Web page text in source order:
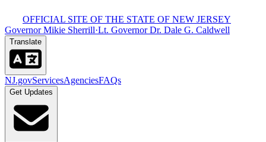
OFFICIAL SITE OF THE STATE OF NEW JERSEY​​​​‌ ‍ ​‍​‍‌‍ ‌ ​‍‌‍‍‌‌‍‌ ‌‍‍‌‌‍ ‍​‍​‍​ ‍‍​‍​‍‌ ​ ‌‍​‌‌‍ ‍‌‍‍‌‌ ‌​‌ ‍‌​‍ ‍‌‍‍‌‌‍ ​‍​‍​‍ ​​‍​‍‌‍‍​‌ ​‍‌‍‌‌‌‍‌‍​‍​‍​ ‍‍​‍​‍‌‍‍​‌ ‌​‌ ‌​‌ ​​​ ‍‍​‍ ​‍ ‌‍ ​‌‍ ‌‍​ ‌‍​‌‌‍ ​‌‍‍​‌‍ ‌ ​ ‌ ‌​​ ‍‍​ ​ ​ ​ ​ ​ ​ ​ ​‍ ‌‍‍‌‌‍ ‍‌ ‌​‌‍‌‌‌‍ ‍‌ ‌​​‍ ‌‍‌‌‌‍‌​‌‍‍‌‌ ‌​​‍ ‌‍ ‌‌‍ ‌‍‌​‌‍‌‌​ ‌‌ ​​‌ ​‍‌‍‌‌‌ ​ ‌‍‌‌‌‍ ‍‌ ‌​‌‍​‌‌ ‌​‌‍‍‌‌‍ ‌‍ ‍​ ‍ ‌‍‍‌‌‍‌​​ ‌‌‍ ‍‌‍‍‍‌​‌ ‌‍ ‌ ‌‍‌​ ​‌‍​‌‌ ‍‌‌‍ ‌ ‌‌‌ ‌​​ ‍ ‌ ‌​‌ ‍‌‌ ​​‌‍‌‌​ ‌‌‍ ‍‌‍‍‍‌‍ ​‌‍​‌‌ ‍‌‌‍ ‌ ‌‌‌ ‌​​ ‍ ‌ ​​‌‍​‌‌ ‌​‌‍‍​​ ‌‌‍‍​‌‍‌‌‌‍​‌‌‍‌​‌‍‌‌‌ ​‍​‍ ‍‌ ​ ‌‍‌‌‌‍​‌‌‍ ​​‍ ‍‌ ‌​‌‍‌‌‌ ‍​‌ ‌​​ ‌‍​‍‌‍​‌‌ ​ ‌‍‌‌‌‌‌‌‌ ​‍‌‍ ​​ ‌‌‍‍​‌ ‌​‌ ‌​‌ ​​​‍‌‌​ ​ ‌​​‌​‍‌‌​ ​‍‌​‌‍​‍‌‌​ ​‍‌​‌‍‌‍ ​‌‍ ‌‍​ ‌‍​‌‌‍ ​‌‍‍​‌‍ ‌ ​ ‌ ‌​​‍‌‌​ ​ ‌​​‌​ ​ ​ ​ ​ ​ ​ ​ ​‍‌‍‌‍‍‌‌‍‌​​ ‌‌‍ ‍‌‍‍‍‌​‌ ‌‍ ‌ ‌‍‌​ ​‌‍​‌‌ ‍‌‌‍ ‌ ‌‌‌ ‌​​‍‌‍‌ ‌​‌ ‍‌‌ ​​‌‍‌‌​ ‌‌‍ ‍‌‍‍‍‌‍ ​‌‍​‌‌ ‍‌‌‍ ‌ ‌‌‌ ‌​​‍‌‍‌ ​​‌‍​‌‌ ‌​‌‍‍​​ ‌‌‍‍​‌‍‌‌‌‍​‌‌‍‌​‌‍‌‌‌ ​‍​‍ ‍‌ ​ ‌‍‌‌‌‍​‌‌‍ ​​‍ ‍‌ ‌​‌‍‌‌‌ ‍​‌ ‌​​‍‌‍‌ ​​‌‍‌‌‌ ​‍‌ ​ ‌ ​​‌‍‌‌‌‍​ ‌ ‌​‌‍‍‌‌ ‌‍‌‍‌‌​ ‌‌ ​​‌ ‌‌‌‍​‍‌‍ ​‌‍‍‌‌ ​ ‌‍‍​‌‍‌‌‌‍‌​​‍​‍‌ ‌
Governor Mikie Sherrill​​​​‌ ‍ ​‍​‍‌‍ ‌ ​‍‌‍‍‌‌‍‌ ‌‍‍‌‌‍ ‍​‍​‍​ ‍‍​‍​‍‌ ​ ‌‍​‌‌‍ ‍‌‍‍‌‌ ‌​‌ ‍‌​‍ ‍‌‍‍‌‌‍ ​‍​‍​‍ ​​‍​‍‌‍‍​‌ ​‍‌‍‌‌‌‍‌‍​‍​‍​ ‍‍​‍​‍‌‍‍​‌ ‌​‌ ‌​‌ ​​​ ‍‍​‍ ​‍ ‌‍ ​‌‍ ‌‍​ ‌‍​‌‌‍ ​‌‍‍​‌‍ ‌ ​ ‌ ‌​​ ‍‍​ ​ ​ ​ ​ ​ ​ ​ ​‍ ‌‍‍‌‌‍ ‍‌ ‌​‌‍‌‌‌‍ ‍‌ ‌​​‍ ‌‍‌‌‌‍‌​‌‍‍‌‌ ‌​​‍ ‌‍ ‌‌‍ ‌‍‌​‌‍‌‌​ ‌‌ ​​‌ ​‍‌‍‌‌‌ ​ ‌‍‌‌‌‍ ‍‌ ‌​‌‍​‌‌ ‌​‌‍‍‌‌‍ ‌‍ ‍​ ‍ ‌‍‍‌‌‍‌​​ ‌‌‍ ‍‌‍‍‍‌​‌ ‌‍ ‌ ‌‍‌​ ​‌‍​‌‌ ‍‌‌‍ ‌ ‌‌‌ ‌​​ ‍ ‌ ‌​‌ ‍‌‌ ​​‌‍‌‌​ ‌‌‍ ‍‌‍‍‍‌‍ ​‌‍​‌‌ ‍‌‌‍ ‌ ‌‌‌ ‌​​ ‍ ‌ ​​‌‍​‌‌ ‌​‌‍‍​​ ‌‌‍‍​‌‍‌‌‌‍​‌‌‍‌​‌‍‌‌‌ ​‍​‍ ‍‌‍ ​‌‍‌‌‌‍​‌‌‍‌​‌‍‌‌‌ ​‍‌ ​ ​‍ ‍‌‍‌ ‌‍ ‌ ‌‍‌‍‌‌‌ ​‍‌‍ ‍‌‍ ‌ ​‍​ ‌‍​‍‌‍​‌‌ ​ ‌‍‌‌‌‌‌‌‌ ​‍‌‍ ​​ ‌‌‍‍​‌ ‌​‌ ‌​‌ ​​​‍‌‌​ ​ ‌​​‌​‍‌‌​ ​‍‌​‌‍​‍‌‌​ ​‍‌​‌‍‌‍ ​‌‍ ‌‍​ ‌‍​‌‌‍ ​‌‍‍​‌‍ ‌ ​ ‌ ‌​​‍‌‌​ ​ ‌​​‌​ ​ ​ ​ ​ ​ ​ ​ ​‍‌‍‌‍‍‌‌‍‌​​ ‌‌‍ ‍‌‍‍‍‌​‌ ‌‍ ‌ ‌‍‌​ ​‌‍​‌‌ ‍‌‌‍ ‌ ‌‌‌ ‌​​‍‌‍‌ ‌​‌ ‍‌‌ ​​‌‍‌‌​ ‌‌‍ ‍‌‍‍‍‌‍ ​‌‍​‌‌ ‍‌‌‍ ‌ ‌‌‌ ‌​​‍‌‍‌ ​​‌‍​‌‌ ‌​‌‍‍​​ ‌‌‍‍​‌‍‌‌‌‍​‌‌‍‌​‌‍‌‌‌ ​‍​‍ ‍‌‍ ​‌‍‌‌‌‍​‌‌‍‌​‌‍‌‌‌ ​‍‌ ​ ​‍ ‍‌‍‌ ‌‍ ‌ ‌‍‌‍‌‌‌ ​‍‌‍ ‍‌‍ ‌ ​‍​‍‌‍‌ ​​‌‍‌‌‌ ​‍‌ ​ ‌ ​​‌‍‌‌‌‍​ ‌ ‌​‌‍‍‌‌ ‌‍‌‍‌‌​ ‌‌ ​​‌ ‌‌‌‍​‍‌‍ ​‌‍‍‌‌ ​ ‌‍‍​‌‍‌‌‌‍‌​​‍​‍‌ ‌·Lt. Governor Dr. Dale G. Caldwell​​​​‌ ‍ ​‍​‍‌‍ ‌ ​‍‌‍‍‌‌‍‌ ‌‍‍‌‌‍ ‍​‍​‍​ ‍‍​‍​‍‌ ​ ‌‍​‌‌‍ ‍‌‍‍‌‌ ‌​‌ ‍‌​‍ ‍‌‍‍‌‌‍ ​‍​‍​‍ ​​‍​‍‌‍‍​‌ ​‍‌‍‌‌‌‍‌‍​‍​‍​ ‍‍​‍​‍‌‍‍​‌ ‌​‌ ‌​‌ ​​​ ‍‍​‍ ​‍ ‌‍ ​‌‍ ‌‍​ ‌‍​‌‌‍ ​‌‍‍​‌‍ ‌ ​ ‌ ‌​​ ‍‍​ ​ ​ ​ ​ ​ ​ ​ ​‍ ‌‍‍‌‌‍ ‍‌ ‌​‌‍‌‌‌‍ ‍‌ ‌​​‍ ‌‍‌‌‌‍‌​‌‍‍‌‌ ‌​​‍ ‌‍ ‌‌‍ ‌‍‌​‌‍‌‌​ ‌‌ ​​‌ ​‍‌‍‌‌‌ ​ ‌‍‌‌‌‍ ‍‌ ‌​‌‍​‌‌ ‌​‌‍‍‌‌‍ ‌‍ ‍​ ‍ ‌‍‍‌‌‍‌​​ ‌‌‍ ‍‌‍‍‍‌​‌ ‌‍ ‌ ‌‍‌​ ​‌‍​‌‌ ‍‌‌‍ ‌ ‌‌‌ ‌​​ ‍ ‌ ‌​‌ ‍‌‌ ​​‌‍‌‌​ ‌‌‍ ‍‌‍‍‍‌‍ ​‌‍​‌‌ ‍‌‌‍ ‌ ‌‌‌ ‌​​ ‍ ‌ ​​‌‍​‌‌ ‌​‌‍‍​​ ‌‌‍‍​‌‍‌‌‌‍​‌‌‍‌​‌‍‌‌‌ ​‍​‍ ‍‌‍ ​‌‍‌‌‌‍​‌‌‍‌​‌‍‌‌‌ ​‍‌ ​ ​‍ ‍‌‍ ​‌ ‌​‌​‌ ‌‍ ‌ ‌‍‌‍‌‌‌ ​‍‌‍ ‍‌‍ ‌ ​‍​ ‌‍​‍‌‍​‌‌ ​ ‌‍‌‌‌‌‌‌‌ ​‍‌‍ ​​ ‌‌‍‍​‌ ‌​‌ ‌​‌ ​​​‍‌‌​ ​ ‌​​‌​‍‌‌​ ​‍‌​‌‍​‍‌‌​ ​‍‌​‌‍‌‍ ​‌‍ ‌‍​ ‌‍​‌‌‍ ​‌‍‍​‌‍ ‌ ​ ‌ ‌​​‍‌‌​ ​ ‌​​‌​ ​ ​ ​ ​ ​ ​ ​ ​‍‌‍‌‍‍‌‌‍‌​​ ‌‌‍ ‍‌‍‍‍‌​‌ ‌‍ ‌ ‌‍‌​ ​‌‍​‌‌ ‍‌‌‍ ‌ ‌‌‌ ‌​​‍‌‍‌ ‌​‌ ‍‌‌ ​​‌‍‌‌​ ‌‌‍ ‍‌‍‍‍‌‍ ​‌‍​‌‌ ‍‌‌‍ ‌ ‌‌‌ ‌​​‍‌‍‌ ​​‌‍​‌‌ ‌​‌‍‍​​ ‌‌‍‍​‌‍‌‌‌‍​‌‌‍‌​‌‍‌‌‌ ​‍​‍ ‍‌‍ ​‌‍‌‌‌‍​‌‌‍‌​‌‍‌‌‌ ​‍‌ ​ ​‍ ‍‌‍ ​‌ ‌​‌​‌ ‌‍ ‌ ‌‍‌‍‌‌‌ ​‍‌‍ ‍‌‍ ‌ ​‍​‍‌‍‌ ​​‌‍‌‌‌ ​‍‌ ​ ‌ ​​‌‍‌‌‌‍​ ‌ ‌​‌‍‍‌‌ ‌‍‌‍‌‌​ ‌‌ ​​‌ ‌‌‌‍​‍‌‍ ​‌‍‍‌‌ ​ ‌‍‍​‌‍‌‌‌‍‌​​‍​‍‌ ‌
Translate​​​​‌ ‍ ​‍​‍‌‍ ‌ ​‍‌‍‍‌‌‍‌ ‌‍‍‌‌‍ ‍​‍​‍​ ‍‍​‍​‍‌ ​ ‌‍​‌‌‍ ‍‌‍‍‌‌ ‌​‌ ‍‌​‍ ‍‌‍‍‌‌‍ ​‍​‍​‍ ​​‍​‍‌‍‍​‌ ​‍‌‍‌‌‌‍‌‍​‍​‍​ ‍‍​‍​‍‌‍‍​‌ ‌​‌ ‌​‌ ​​​ ‍‍​‍ ​‍ ‌‍ ​‌‍ ‌‍​ ‌‍​‌‌‍ ​‌‍‍​‌‍ ‌ ​ ‌ ‌​​ ‍‍​ ​ ​ ​ ​ ​ ​ ​ ​‍ ‌‍‍‌‌‍ ‍‌ ‌​‌‍‌‌‌‍ ‍‌ ‌​​‍ ‌‍‌‌‌‍‌​‌‍‍‌‌ ‌​​‍ ‌‍ ‌‌‍ ‌‍‌​‌‍‌‌​ ‌‌ ​​‌ ​‍‌‍‌‌‌ ​ ‌‍‌‌‌‍ ‍‌ ‌​‌‍​‌‌ ‌​‌‍‍‌‌‍ ‌‍ ‍​ ‍ ‌‍‍‌‌‍‌​​ ‌‌‍ ‍‌‍‍‍‌​‌ ‌‍ ‌ ‌‍‌​ ​‌‍​‌‌ ‍‌‌‍ ‌ ‌‌‌ ‌​​ ‍ ‌ ‌​‌ ‍‌‌ ​​‌‍‌‌​ ‌‌‍ ‍‌‍‍‍‌‍ ​‌‍​‌‌ ‍‌‌‍ ‌ ‌‌‌ ‌​​ ‍ ‌ ​​‌‍​‌‌ ‌​‌‍‍​​ ‌‌‍‍​‌‍‌‌‌‍​‌‌‍‌​‌‍‌‌‌ ​‍​‍ ‍‌ ‌​‌ ​‍‌‍​‌‌‍ ‍‌ ​ ‌‍ ​‌‍​‌‌ ‌​‌‍‍‌‌‍ ‌‍ ‍‌ ​ ​‍ ‍‌‍​‍‌ ‌​‌‍ ‍​ ‌‍​‍‌‍​‌‌ ​ ‌‍‌‌‌‌‌‌‌ ​‍‌‍ ​​ ‌‌‍‍​‌ ‌​‌ ‌​‌ ​​​‍‌‌​ ​ ‌​​‌​‍‌‌​ ​‍‌​‌‍​‍‌‌​ ​‍‌​‌‍‌‍ ​‌‍ ‌‍​ ‌‍​‌‌‍ ​‌‍‍​‌‍ ‌ ​ ‌ ‌​​‍‌‌​ ​ ‌​​‌​ ​ ​ ​ ​ ​ ​ ​ ​‍‌‍‌‍‍‌‌‍‌​​ ‌‌‍ ‍‌‍‍‍‌​‌ ‌‍ ‌ ‌‍‌​ ​‌‍​‌‌ ‍‌‌‍ ‌ ‌‌‌ ‌​​‍‌‍‌ ‌​‌ ‍‌‌ ​​‌‍‌‌​ ‌‌‍ ‍‌‍‍‍‌‍ ​‌‍​‌‌ ‍‌‌‍ ‌ ‌‌‌ ‌​​‍‌‍‌ ​​‌‍​‌‌ ‌​‌‍‍​​ ‌‌‍‍​‌‍‌‌‌‍​‌‌‍‌​‌‍‌‌‌ ​‍​‍ ‍‌ ‌​‌ ​‍‌‍​‌‌‍ ‍‌ ​ ‌‍ ​‌‍​‌‌ ‌​‌‍‍‌‌‍ ‌‍ ‍‌ ​ ​‍ ‍‌‍​‍‌ ‌​‌‍ ‍​‍‌‍‌ ​​‌‍‌‌‌ ​‍‌ ​ ‌ ​​‌‍‌‌‌‍​ ‌ ‌​‌‍‍‌‌ ‌‍‌‍‌‌​ ‌‌ ​​‌ ‌‌‌‍​‍‌‍ ​‌‍‍‌‌ ​ ‌‍‍​‌‍‌‌‌‍‌​​‍​‍‌ ‌
NJ.gov​​​​‌ ‍ ​‍​‍‌‍ ‌ ​‍‌‍‍‌‌‍‌ ‌‍‍‌‌‍ ‍​‍​‍​ ‍‍​‍​‍‌ ​ ‌‍​‌‌‍ ‍‌‍‍‌‌ ‌​‌ ‍‌​‍ ‍‌‍‍‌‌‍ ​‍​‍​‍ ​​‍​‍‌‍‍​‌ ​‍‌‍‌‌‌‍‌‍​‍​‍​ ‍‍​‍​‍‌‍‍​‌ ‌​‌ ‌​‌ ​​​ ‍‍​‍ ​‍ ‌‍ ​‌‍ ‌‍​ ‌‍​‌‌‍ ​‌‍‍​‌‍ ‌ ​ ‌ ‌​​ ‍‍​ ​ ​ ​ ​ ​ ​ ​ ​‍ ‌‍‍‌‌‍ ‍‌ ‌​‌‍‌‌‌‍ ‍‌ ‌​​‍ ‌‍‌‌‌‍‌​‌‍‍‌‌ ‌​​‍ ‌‍ ‌‌‍ ‌‍‌​‌‍‌‌​ ‌‌ ​​‌ ​‍‌‍‌‌‌ ​ ‌‍‌‌‌‍ ‍‌ ‌​‌‍​‌‌ ‌​‌‍‍‌‌‍ ‌‍ ‍​ ‍ ‌‍‍‌‌‍‌​​ ‌‌‍ ‍‌‍‍‍‌​‌ ‌‍ ‌ ‌‍‌​ ​‌‍​‌‌ ‍‌‌‍ ‌ ‌‌‌ ‌​​ ‍ ‌ ‌​‌ ‍‌‌ ​​‌‍‌‌​ ‌‌‍ ‍‌‍‍‍‌‍ ​‌‍​‌‌ ‍‌‌‍ ‌ ‌‌‌ ‌​​ ‍ ‌ ​​‌‍​‌‌ ‌​‌‍‍​​ ‌‌‍‍​‌‍‌‌‌‍​‌‌‍‌​‌‍‌‌‌ ​‍​‍ ‍‌‍ ​‌‍‍‌‌‍ ‍‌‍‍ ‌ ​ ​‍‌‌​ ‌‌‌​​‍‌‌ ‌‍‍ ‌‍‌‌‌ ‍‌​‍‌‌​ ​ ‌​‌​​‍‌‌​ ​ ‌​‌​​‍‌‌​ ​‍​ ​‍​ ​‍‌‍‌‍‌‍​ ‌‍​ ​ ​ ‌‍​‍​ ‍​‌‍‌‌​ ​​​ ​ ‌‍​‍​ ​​​‍‌‌​ ​‍​ ​‍​‍‌‌​ ‌‌‌​‌​​‍ ‍‌ ‌​‌‍‌‌‌ ‍​‌ ‌​​ ‌‍​‍‌‍​‌‌ ​ ‌‍‌‌‌‌‌‌‌ ​‍‌‍ ​​ ‌‌‍‍​‌ ‌​‌ ‌​‌ ​​​‍‌‌​ ​ ‌​​‌​‍‌‌​ ​‍‌​‌‍​‍‌‌​ ​‍‌​‌‍‌‍ ​‌‍ ‌‍​ ‌‍​‌‌‍ ​‌‍‍​‌‍ ‌ ​ ‌ ‌​​‍‌‌​ ​ ‌​​‌​ ​ ​ ​ ​ ​ ​ ​ ​‍‌‍‌‍‍‌‌‍‌​​ ‌‌‍ ‍‌‍‍‍‌​‌ ‌‍ ‌ ‌‍‌​ ​‌‍​‌‌ ‍‌‌‍ ‌ ‌‌‌ ‌​​‍‌‍‌ ‌​‌ ‍‌‌ ​​‌‍‌‌​ ‌‌‍ ‍‌‍‍‍‌‍ ​‌‍​‌‌ ‍‌‌‍ ‌ ‌‌‌ ‌​​‍‌‍‌ ​​‌‍​‌‌ ‌​‌‍‍​​ ‌‌‍‍​‌‍‌‌‌‍​‌‌‍‌​‌‍‌‌‌ ​‍​‍ ‍‌‍ ​‌‍‍‌‌‍ ‍‌‍‍ ‌ ​ ​‍‌‌​ ‌‌‌​​‍‌‌ ‌‍‍ ‌‍‌‌‌ ‍‌​‍‌‌​ ​ ‌​‌​​‍‌‌​ ​ ‌​‌​​‍‌‌​ ​‍​ ​‍​ ​‍‌‍‌‍‌‍​ ‌‍​ ​ ​ ‌‍​‍​ ‍​‌‍‌‌​ ​​​ ​ ‌‍​‍​ ​​​‍‌‌​ ​‍​ ​‍​‍‌‌​ ‌‌‌​‌​​‍ ‍‌ ‌​‌‍‌‌‌ ‍​‌ ‌​​‍‌‍‌ ​​‌‍‌‌‌ ​‍‌ ​ ‌ ​​‌‍‌‌‌‍​ ‌ ‌​‌‍‍‌‌ ‌‍‌‍‌‌​ ‌‌ ​​‌ ‌‌‌‍​‍‌‍ ​‌‍‍‌‌ ​ ‌‍‍​‌‍‌‌‌‍‌​​‍​‍‌ ‌Services​​​​‌ ‍ ​‍​‍‌‍ ‌ ​‍‌‍‍‌‌‍‌ ‌‍‍‌‌‍ ‍​‍​‍​ ‍‍​‍​‍‌ ​ ‌‍​‌‌‍ ‍‌‍‍‌‌ ‌​‌ ‍‌​‍ ‍‌‍‍‌‌‍ ​‍​‍​‍ ​​‍​‍‌‍‍​‌ ​‍‌‍‌‌‌‍‌‍​‍​‍​ ‍‍​‍​‍‌‍‍​‌ ‌​‌ ‌​‌ ​​​ ‍‍​‍ ​‍ ‌‍ ​‌‍ ‌‍​ ‌‍​‌‌‍ ​‌‍‍​‌‍ ‌ ​ ‌ ‌​​ ‍‍​ ​ ​ ​ ​ ​ ​ ​ ​‍ ‌‍‍‌‌‍ ‍‌ ‌​‌‍‌‌‌‍ ‍‌ ‌​​‍ ‌‍‌‌‌‍‌​‌‍‍‌‌ ‌​​‍ ‌‍ ‌‌‍ ‌‍‌​‌‍‌‌​ ‌‌ ​​‌ ​‍‌‍‌‌‌ ​ ‌‍‌‌‌‍ ‍‌ ‌​‌‍​‌‌ ‌​‌‍‍‌‌‍ ‌‍ ‍​ ‍ ‌‍‍‌‌‍‌​​ ‌‌‍ ‍‌‍‍‍‌​‌ ‌‍ ‌ ‌‍‌​ ​‌‍​‌‌ ‍‌‌‍ ‌ ‌‌‌ ‌​​ ‍ ‌ ‌​‌ ‍‌‌ ​​‌‍‌‌​ ‌‌‍ ‍‌‍‍‍‌‍ ​‌‍​‌‌ ‍‌‌‍ ‌ ‌‌‌ ‌​​ ‍ ‌ ​​‌‍​‌‌ ‌​‌‍‍​​ ‌‌‍‍​‌‍‌‌‌‍​‌‌‍‌​‌‍‌‌‌ ​‍​‍ ‍‌‍ ​‌‍‍‌‌‍ ‍‌‍‍ ‌ ​ ​‍‌‌​ ‌‌‌​​‍‌‌ ‌‍‍ ‌‍‌‌‌ ‍‌​‍‌‌​ ​ ‌​‌​​‍‌‌​ ​ ‌​‌​​‍‌‌​ ​‍​ ​‍​ ​‍​ ‍​​ ‌ ​ ‍‌​ ​‍‌‍​ ‌‍​ ‌‍‌‍​ ​ ​ ‌ ​ ‌​​ ‌​​‍‌‌​ ​‍​ ​‍​‍‌‌​ ‌‌‌​‌​​‍ ‍‌ ‌​‌‍‌‌‌ ‍​‌ ‌​​ ‌‍​‍‌‍​‌‌ ​ ‌‍‌‌‌‌‌‌‌ ​‍‌‍ ​​ ‌‌‍‍​‌ ‌​‌ ‌​‌ ​​​‍‌‌​ ​ ‌​​‌​‍‌‌​ ​‍‌​‌‍​‍‌‌​ ​‍‌​‌‍‌‍ ​‌‍ ‌‍​ ‌‍​‌‌‍ ​‌‍‍​‌‍ ‌ ​ ‌ ‌​​‍‌‌​ ​ ‌​​‌​ ​ ​ ​ ​ ​ ​ ​ ​‍‌‍‌‍‍‌‌‍‌​​ ‌‌‍ ‍‌‍‍‍‌​‌ ‌‍ ‌ ‌‍‌​ ​‌‍​‌‌ ‍‌‌‍ ‌ ‌‌‌ ‌​​‍‌‍‌ ‌​‌ ‍‌‌ ​​‌‍‌‌​ ‌‌‍ ‍‌‍‍‍‌‍ ​‌‍​‌‌ ‍‌‌‍ ‌ ‌‌‌ ‌​​‍‌‍‌ ​​‌‍​‌‌ ‌​‌‍‍​​ ‌‌‍‍​‌‍‌‌‌‍​‌‌‍‌​‌‍‌‌‌ ​‍​‍ ‍‌‍ ​‌‍‍‌‌‍ ‍‌‍‍ ‌ ​ ​‍‌‌​ ‌‌‌​​‍‌‌ ‌‍‍ ‌‍‌‌‌ ‍‌​‍‌‌​ ​ ‌​‌​​‍‌‌​ ​ ‌​‌​​‍‌‌​ ​‍​ ​‍​ ​‍​ ‍​​ ‌ ​ ‍‌​ ​‍‌‍​ ‌‍​ ‌‍‌‍​ ​ ​ ‌ ​ ‌​​ ‌​​‍‌‌​ ​‍​ ​‍​‍‌‌​ ‌‌‌​‌​​‍ ‍‌ ‌​‌‍‌‌‌ ‍​‌ ‌​​‍‌‍‌ ​​‌‍‌‌‌ ​‍‌ ​ ‌ ​​‌‍‌‌‌‍​ ‌ ‌​‌‍‍‌‌ ‌‍‌‍‌‌​ ‌‌ ​​‌ ‌‌‌‍​‍‌‍ ​‌‍‍‌‌ ​ ‌‍‍​‌‍‌‌‌‍‌​​‍​‍‌ ‌Agencies​​​​‌ ‍ ​‍​‍‌‍ ‌ ​‍‌‍‍‌‌‍‌ ‌‍‍‌‌‍ ‍​‍​‍​ ‍‍​‍​‍‌ ​ ‌‍​‌‌‍ ‍‌‍‍‌‌ ‌​‌ ‍‌​‍ ‍‌‍‍‌‌‍ ​‍​‍​‍ ​​‍​‍‌‍‍​‌ ​‍‌‍‌‌‌‍‌‍​‍​‍​ ‍‍​‍​‍‌‍‍​‌ ‌​‌ ‌​‌ ​​​ ‍‍​‍ ​‍ ‌‍ ​‌‍ ‌‍​ ‌‍​‌‌‍ ​‌‍‍​‌‍ ‌ ​ ‌ ‌​​ ‍‍​ ​ ​ ​ ​ ​ ​ ​ ​‍ ‌‍‍‌‌‍ ‍‌ ‌​‌‍‌‌‌‍ ‍‌ ‌​​‍ ‌‍‌‌‌‍‌​‌‍‍‌‌ ‌​​‍ ‌‍ ‌‌‍ ‌‍‌​‌‍‌‌​ ‌‌ ​​‌ ​‍‌‍‌‌‌ ​ ‌‍‌‌‌‍ ‍‌ ‌​‌‍​‌‌ ‌​‌‍‍‌‌‍ ‌‍ ‍​ ‍ ‌‍‍‌‌‍‌​​ ‌‌‍ ‍‌‍‍‍‌​‌ ‌‍ ‌ ‌‍‌​ ​‌‍​‌‌ ‍‌‌‍ ‌ ‌‌‌ ‌​​ ‍ ‌ ‌​‌ ‍‌‌ ​​‌‍‌‌​ ‌‌‍ ‍‌‍‍‍‌‍ ​‌‍​‌‌ ‍‌‌‍ ‌ ‌‌‌ ‌​​ ‍ ‌ ​​‌‍​‌‌ ‌​‌‍‍​​ ‌‌‍‍​‌‍‌‌‌‍​‌‌‍‌​‌‍‌‌‌ ​‍​‍ ‍‌‍ ​‌‍‍‌‌‍ ‍‌‍‍ ‌ ​ ​‍‌‌​ ‌‌‌​​‍‌‌ ‌‍‍ ‌‍‌‌‌ ‍‌​‍‌‌​ ​ ‌​‌​​‍‌‌​ ​ ‌​‌​​‍‌‌​ ​‍​ ​‍​ ‌ ‌‍‌​​ ​‌‌‍‌‍​ ​ ​ ​​‌‍​ ‌‍​‍​ ‌ ‌‍‌​​ ‍​​ ​ ​‍‌‌​ ​‍​ ​‍​‍‌‌​ ‌‌‌​‌​​‍ ‍‌ ‌​‌‍‌‌‌ ‍​‌ ‌​​ ‌‍​‍‌‍​‌‌ ​ ‌‍‌‌‌‌‌‌‌ ​‍‌‍ ​​ ‌‌‍‍​‌ ‌​‌ ‌​‌ ​​​‍‌‌​ ​ ‌​​‌​‍‌‌​ ​‍‌​‌‍​‍‌‌​ ​‍‌​‌‍‌‍ ​‌‍ ‌‍​ ‌‍​‌‌‍ ​‌‍‍​‌‍ ‌ ​ ‌ ‌​​‍‌‌​ ​ ‌​​‌​ ​ ​ ​ ​ ​ ​ ​ ​‍‌‍‌‍‍‌‌‍‌​​ ‌‌‍ ‍‌‍‍‍‌​‌ ‌‍ ‌ ‌‍‌​ ​‌‍​‌‌ ‍‌‌‍ ‌ ‌‌‌ ‌​​‍‌‍‌ ‌​‌ ‍‌‌ ​​‌‍‌‌​ ‌‌‍ ‍‌‍‍‍‌‍ ​‌‍​‌‌ ‍‌‌‍ ‌ ‌‌‌ ‌​​‍‌‍‌ ​​‌‍​‌‌ ‌​‌‍‍​​ ‌‌‍‍​‌‍‌‌‌‍​‌‌‍‌​‌‍‌‌‌ ​‍​‍ ‍‌‍ ​‌‍‍‌‌‍ ‍‌‍‍ ‌ ​ ​‍‌‌​ ‌‌‌​​‍‌‌ ‌‍‍ ‌‍‌‌‌ ‍‌​‍‌‌​ ​ ‌​‌​​‍‌‌​ ​ ‌​‌​​‍‌‌​ ​‍​ ​‍​ ‌ ‌‍‌​​ ​‌‌‍‌‍​ ​ ​ ​​‌‍​ ‌‍​‍​ ‌ ‌‍‌​​ ‍​​ ​ ​‍‌‌​ ​‍​ ​‍​‍‌‌​ ‌‌‌​‌​​‍ ‍‌ ‌​‌‍‌‌‌ ‍​‌ ‌​​‍‌‍‌ ​​‌‍‌‌‌ ​‍‌ ​ ‌ ​​‌‍‌‌‌‍​ ‌ ‌​‌‍‍‌‌ ‌‍‌‍‌‌​ ‌‌ ​​‌ ‌‌‌‍​‍‌‍ ​‌‍‍‌‌ ​ ‌‍‍​‌‍‌‌‌‍‌​​‍​‍‌ ‌FAQs​​​​‌ ‍ ​‍​‍‌‍ ‌ ​‍‌‍‍‌‌‍‌ ‌‍‍‌‌‍ ‍​‍​‍​ ‍‍​‍​‍‌ ​ ‌‍​‌‌‍ ‍‌‍‍‌‌ ‌​‌ ‍‌​‍ ‍‌‍‍‌‌‍ ​‍​‍​‍ ​​‍​‍‌‍‍​‌ ​‍‌‍‌‌‌‍‌‍​‍​‍​ ‍‍​‍​‍‌‍‍​‌ ‌​‌ ‌​‌ ​​​ ‍‍​‍ ​‍ ‌‍ ​‌‍ ‌‍​ ‌‍​‌‌‍ ​‌‍‍​‌‍ ‌ ​ ‌ ‌​​ ‍‍​ ​ ​ ​ ​ ​ ​ ​ ​‍ ‌‍‍‌‌‍ ‍‌ ‌​‌‍‌‌‌‍ ‍‌ ‌​​‍ ‌‍‌‌‌‍‌​‌‍‍‌‌ ‌​​‍ ‌‍ ‌‌‍ ‌‍‌​‌‍‌‌​ ‌‌ ​​‌ ​‍‌‍‌‌‌ ​ ‌‍‌‌‌‍ ‍‌ ‌​‌‍​‌‌ ‌​‌‍‍‌‌‍ ‌‍ ‍​ ‍ ‌‍‍‌‌‍‌​​ ‌‌‍ ‍‌‍‍‍‌​‌ ‌‍ ‌ ‌‍‌​ ​‌‍​‌‌ ‍‌‌‍ ‌ ‌‌‌ ‌​​ ‍ ‌ ‌​‌ ‍‌‌ ​​‌‍‌‌​ ‌‌‍ ‍‌‍‍‍‌‍ ​‌‍​‌‌ ‍‌‌‍ ‌ ‌‌‌ ‌​​ ‍ ‌ ​​‌‍​‌‌ ‌​‌‍‍​​ ‌‌‍‍​‌‍‌‌‌‍​‌‌‍‌​‌‍‌‌‌ ​‍​‍ ‍‌‍ ​‌‍‍‌‌‍ ‍‌‍‍ ‌ ​ ​‍‌‌​ ‌‌‌​​‍‌‌ ‌‍‍ ‌‍‌‌‌ ‍‌​‍‌‌​ ​ ‌​‌​​‍‌‌​ ​ ‌​‌​​‍‌‌​ ​‍​ ​‍‌‍​ ​ ‌‍​ ‍​‌‍​ ‌‍​‍​ ​‌​ ​​​ ‌‌‌‍​ ​ ‌‌​ ​‌‌‍​‍​‍‌‌​ ​‍​ ​‍​‍‌‌​ ‌‌‌​‌​​‍ ‍‌ ‌​‌‍‌‌‌ ‍​‌ ‌​​ ‌‍​‍‌‍​‌‌ ​ ‌‍‌‌‌‌‌‌‌ ​‍‌‍ ​​ ‌‌‍‍​‌ ‌​‌ ‌​‌ ​​​‍‌‌​ ​ ‌​​‌​‍‌‌​ ​‍‌​‌‍​‍‌‌​ ​‍‌​‌‍‌‍ ​‌‍ ‌‍​ ‌‍​‌‌‍ ​‌‍‍​‌‍ ‌ ​ ‌ ‌​​‍‌‌​ ​ ‌​​‌​ ​ ​ ​ ​ ​ ​ ​ ​‍‌‍‌‍‍‌‌‍‌​​ ‌‌‍ ‍‌‍‍‍‌​‌ ‌‍ ‌ ‌‍‌​ ​‌‍​‌‌ ‍‌‌‍ ‌ ‌‌‌ ‌​​‍‌‍‌ ‌​‌ ‍‌‌ ​​‌‍‌‌​ ‌‌‍ ‍‌‍‍‍‌‍ ​‌‍​‌‌ ‍‌‌‍ ‌ ‌‌‌ ‌​​‍‌‍‌ ​​‌‍​‌‌ ‌​‌‍‍​​ ‌‌‍‍​‌‍‌‌‌‍​‌‌‍‌​‌‍‌‌‌ ​‍​‍ ‍‌‍ ​‌‍‍‌‌‍ ‍‌‍‍ ‌ ​ ​‍‌‌​ ‌‌‌​​‍‌‌ ‌‍‍ ‌‍‌‌‌ ‍‌​‍‌‌​ ​ ‌​‌​​‍‌‌​ ​ ‌​‌​​‍‌‌​ ​‍​ ​‍‌‍​ ​ ‌‍​ ‍​‌‍​ ‌‍​‍​ ​‌​ ​​​ ‌‌‌‍​ ​ ‌‌​ ​‌‌‍​‍​‍‌‌​ ​‍​ ​‍​‍‌‌​ ‌‌‌​‌​​‍ ‍‌ ‌​‌‍‌‌‌ ‍​‌ ‌​​‍‌‍‌ ​​‌‍‌‌‌ ​‍‌ ​ ‌ ​​‌‍‌‌‌‍​ ‌ ‌​‌‍‍‌‌ ‌‍‌‍‌‌​ ‌‌ ​​‌ ‌‌‌‍​‍‌‍ ​‌‍‍‌‌ ​ ‌‍‍​‌‍‌‌‌‍‌​​‍​‍‌ ‌
Get Updates​​​​‌ ‍ ​‍​‍‌‍ ‌ ​‍‌‍‍‌‌‍‌ ‌‍‍‌‌‍ ‍​‍​‍​ ‍‍​‍​‍‌ ​ ‌‍​‌‌‍ ‍‌‍‍‌‌ ‌​‌ ‍‌​‍ ‍‌‍‍‌‌‍ ​‍​‍​‍ ​​‍​‍‌‍‍​‌ ​‍‌‍‌‌‌‍‌‍​‍​‍​ ‍‍​‍​‍‌‍‍​‌ ‌​‌ ‌​‌ ​​​ ‍‍​‍ ​‍ ‌‍ ​‌‍ ‌‍​ ‌‍​‌‌‍ ​‌‍‍​‌‍ ‌ ​ ‌ ‌​​ ‍‍​ ​ ​ ​ ​ ​ ​ ​ ​‍ ‌‍‍‌‌‍ ‍‌ ‌​‌‍‌‌‌‍ ‍‌ ‌​​‍ ‌‍‌‌‌‍‌​‌‍‍‌‌ ‌​​‍ ‌‍ ‌‌‍ ‌‍‌​‌‍‌‌​ ‌‌ ​​‌ ​‍‌‍‌‌‌ ​ ‌‍‌‌‌‍ ‍‌ ‌​‌‍​‌‌ ‌​‌‍‍‌‌‍ ‌‍ ‍​ ‍ ‌‍‍‌‌‍‌​​ ‌‌‍ ‍‌‍‍‍‌​‌ ‌‍ ‌ ‌‍‌​ ​‌‍​‌‌ ‍‌‌‍ ‌ ‌‌‌ ‌​​ ‍ ‌ ‌​‌ ‍‌‌ ​​‌‍‌‌​ ‌‌‍ ‍‌‍‍‍‌‍ ​‌‍​‌‌ ‍‌‌‍ ‌ ‌‌‌ ‌​​ ‍ ‌ ​​‌‍​‌‌ ‌​‌‍‍​​ ‌‌‍‍​‌‍‌‌‌‍​‌‌‍‌​‌‍‌‌‌ ​‍​‍ ‍‌‍ ‍‌‍‌‌‌ ‌ ‌ ​ ‌‍ ​‌‍‌‌‌ ‌​‌ ‌​‌‍‌‌‌ ​‍​‍ ‍‌‍​‍‌ ‌​‌‍ ‍​ ‌‍​‍‌‍​‌‌ ​ ‌‍‌‌‌‌‌‌‌ ​‍‌‍ ​​ ‌‌‍‍​‌ ‌​‌ ‌​‌ ​​​‍‌‌​ ​ ‌​​‌​‍‌‌​ ​‍‌​‌‍​‍‌‌​ ​‍‌​‌‍‌‍ ​‌‍ ‌‍​ ‌‍​‌‌‍ ​‌‍‍​‌‍ ‌ ​ ‌ ‌​​‍‌‌​ ​ ‌​​‌​ ​ ​ ​ ​ ​ ​ ​ ​‍‌‍‌‍‍‌‌‍‌​​ ‌‌‍ ‍‌‍‍‍‌​‌ ‌‍ ‌ ‌‍‌​ ​‌‍​‌‌ ‍‌‌‍ ‌ ‌‌‌ ‌​​‍‌‍‌ ‌​‌ ‍‌‌ ​​‌‍‌‌​ ‌‌‍ ‍‌‍‍‍‌‍ ​‌‍​‌‌ ‍‌‌‍ ‌ ‌‌‌ ‌​​‍‌‍‌ ​​‌‍​‌‌ ‌​‌‍‍​​ ‌‌‍‍​‌‍‌‌‌‍​‌‌‍‌​‌‍‌‌‌ ​‍​‍ ‍‌‍ ‍‌‍‌‌‌ ‌ ‌ ​ ‌‍ ​‌‍‌‌‌ ‌​‌ ‌​‌‍‌‌‌ ​‍​‍ ‍‌‍​‍‌ ‌​‌‍ ‍​‍‌‍‌ ​​‌‍‌‌‌ ​‍‌ ​ ‌ ​​‌‍‌‌‌‍​ ‌ ‌​‌‍‍‌‌ ‌‍‌‍‌‌​ ‌‌ ​​‌ ‌‌‌‍​‍‌‍ ​‌‍‍‌‌ ​ ‌‍‍​‌‍‌‌‌‍‌​​‍​‍‌ ‌